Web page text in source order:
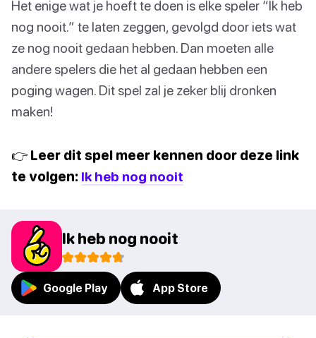
Het enige wat je hoeft te doen is elke speler “Ik heb
nog nooit.” te laten zeggen, gevolgd door iets wat
ze nog nooit gedaan hebben. Dan moeten alle
andere spelers die het al gedaan hebben een
poging wagen. Dit spel zal je zeker blij dronken
maken!
👉 Leer dit spel meer kennen door deze link
te volgen: Ik heb nog nooit
Ik heb nog nooit
Google Play App Store